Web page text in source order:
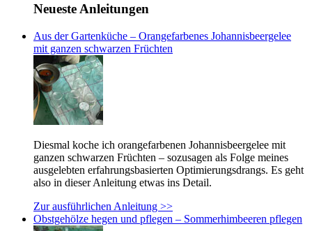
Neueste Anleitungen
Aus der Gartenküche – Orangefarbenes Johannisbeergelee
mit ganzen schwarzen Früchten
Diesmal koche ich orangefarbenen Johannisbeergelee mit
ganzen schwarzen Früchten – sozusagen als Folge meines
ausgelebten erfahrungsbasierten Optimierungsdrangs. Es geht
also in dieser Anleitung etwas ins Detail.
Zur ausführlichen Anleitung >>
Obstgehölze hegen und pflegen – Sommerhimbeeren pflegen